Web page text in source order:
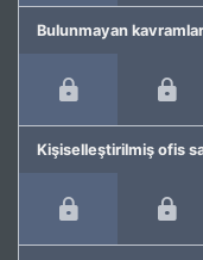
Bulunmayan
Kişiselleştirilmiş ofis